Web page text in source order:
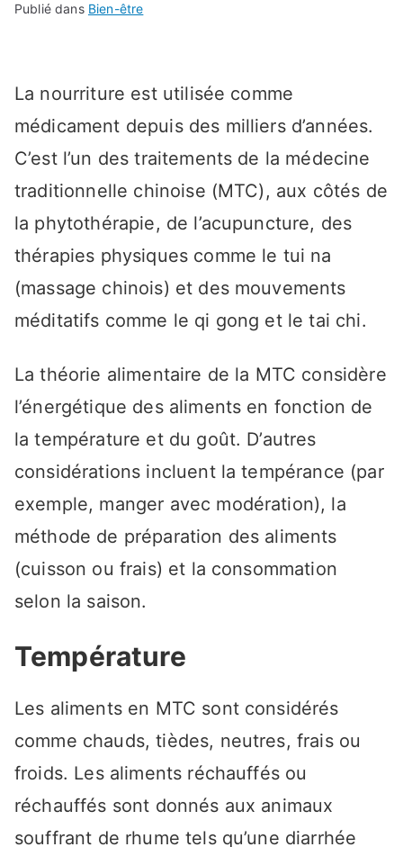
Publié dans Bien-être
La nourriture est utilisée comme
médicament depuis des milliers d’années.
C’est l’un des traitements de la médecine
traditionnelle chinoise (MTC), aux côtés de
la phytothérapie, de l’acupuncture, des
thérapies physiques comme le tui na
(massage chinois) et des mouvements
méditatifs comme le qi gong et le tai chi.
La théorie alimentaire de la MTC considère
l’énergétique des aliments en fonction de
la température et du goût. D’autres
considérations incluent la tempérance (par
exemple, manger avec modération), la
méthode de préparation des aliments
(cuisson ou frais) et la consommation
selon la saison.
Température
Les aliments en MTC sont considérés
comme chauds, tièdes, neutres, frais ou
froids. Les aliments réchauffés ou
réchauffés sont donnés aux animaux
souffrant de rhume tels qu’une diarrhée